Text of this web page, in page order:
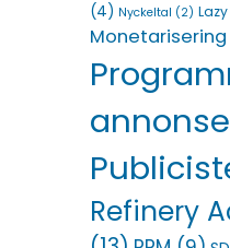
(4) Nyckeltal (2)
Monetarisering
Refinery